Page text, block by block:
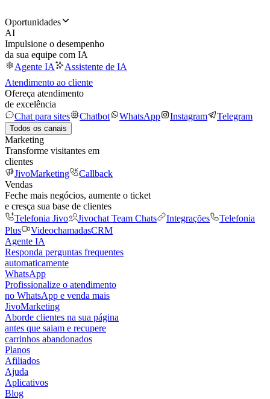
Oportunidades
AI
Impulsione o desempenho
da sua equipe com IA
Agente IA
Assistente de IA
Atendimento ao cliente
Ofereça atendimento
de excelência
Chat para sites
Chatbot WhatsApp Instagram Telegram
Todos os canais
Marketing
Transforme visitantes em
clientes
JivoMarketing
Callback
Vendas
Feche mais negócios, aumente o ticket
e cresça sua base de clientes
Telefonia Jivo
Jivochat Team Chats Integrações
Telefonia
Plus
VideochamadasCRM
Agente IA
Responda perguntas frequentes
automaticamente
WhatsApp
Profissionalize o atendimento
no WhatsApp e venda mais
JivoMarketing
Aborde clientes na sua página
antes que saiam e recupere
carrinhos abandonados
Planos
Afiliados
Ajuda
Aplicativos
Blog